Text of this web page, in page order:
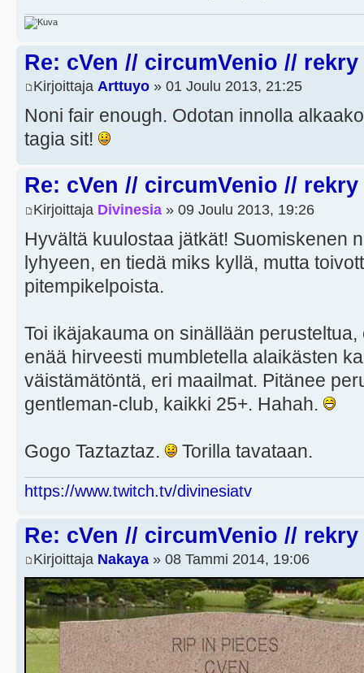
Re: cVen // circumVenio // rekry
Kirjoittaja Arttuyo » 01 Joulu 2013, 21:25
Noni fair enough. Odotan innolla
tagia sit!
Re: cVen // circumVenio // rekry
Kirjoittaja Divinesia » 09 Joulu 2013, 19:26
Hyvältä kuulostaa jätkät! Suomiskenen
lyhyeen, en tiedä miks kyllä, mutta
pitempikelpoista.
Toi ikäjakauma on sinällään
enää hirveesti mumbletella alaikästen
väistämätöntä, eri maailmat. Pitänee
gentleman-club, kaikki 25+. Hahah.
Gogo Taztaztaz. Torilla tavataan.
https://www.twitch.tv/divinesiatv
Re: cVen // circumVenio // rekry
Kirjoittaja Nakaya » 08 Tammi 2014, 19:06